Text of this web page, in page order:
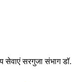
सेवाएं सरगुजा संभाग डॉ.